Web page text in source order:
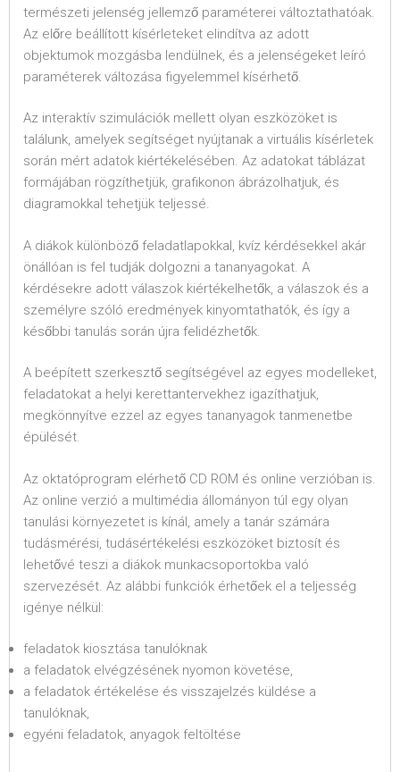
természeti jelenség jellemző paraméterei változtathatóak.
Az előre beállított kísérleteket elindítva az adott
objektumok mozgásba lendülnek, és a jelenségeket leíró
paraméterek változása figyelemmel kísérhető.
Az interaktív szimulációk mellett olyan eszközöket is
találunk, amelyek segítséget nyújtanak a virtuális kísérletek
során mért adatok kiértékelésében. Az adatokat táblázat
formájában rögzíthetjük, grafikonon ábrázolhatjuk, és
diagramokkal tehetjük teljessé.
A diákok különböző feladatlapokkal, kvíz kérdésekkel akár
önállóan is fel tudják dolgozni a tananyagokat. A
kérdésekre adott válaszok kiértékelhetők, a válaszok és a
személyre szóló eredmények kinyomtathatók, és így a
későbbi tanulás során újra felidézhetők.
A beépített szerkesztő segítségével az egyes modelleket,
feladatokat a helyi kerettantervekhez igazíthatjuk,
megkönnyítve ezzel az egyes tananyagok tanmenetbe
épülését.
Az oktatóprogram elérhető CD ROM és online verzióban is.
Az online verzió a multimédia állományon túl egy olyan
tanulási környezetet is kínál, amely a tanár számára
tudásmérési, tudásértékelési eszközöket biztosít és
lehetővé teszi a diákok munkacsoportokba való
szervezését. Az alábbi funkciók érhetőek el a teljesség
igénye nélkül:
feladatok kiosztása tanulóknak
a feladatok elvégzésének nyomon követése,
a feladatok értékelése és visszajelzés küldése a
tanulóknak,
egyéni feladatok, anyagok feltöltése